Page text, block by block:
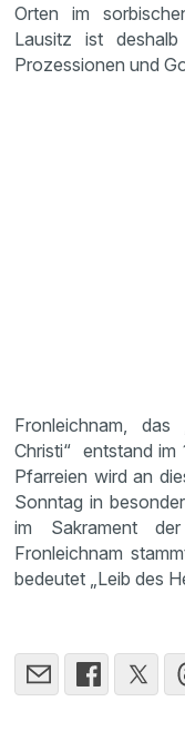
Orten im
Lausitz ist
Prozessionen und
Fronleichnam,
Christi“ entstand im
Pfarreien wird an
Sonntag in
im Sakrament
Fronleichnam
bedeutet „Leib des